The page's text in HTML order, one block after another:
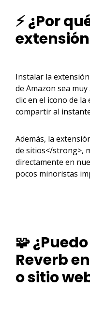
⚡ ¿Por
Instalar la
de Amazon sea
clic en el icono de
compartir al
Además, la
de sitios</strong>,
directamente en
pocos minoristas
🧩
Reverb
o sitio